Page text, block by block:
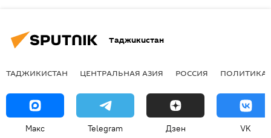
Таджикистан
ТАДЖИКИСТАН ЦЕНТРАЛЬНАЯ АЗИЯ РОССИЯ ПОЛИТИКА
Макс Telegram Дзен VK